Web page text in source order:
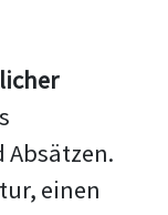
Absätzen.
einen